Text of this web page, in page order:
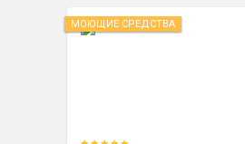
МОЮЩИЕ СРЕДСТВА